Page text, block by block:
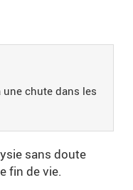
une chute dans les
sans doute
fin de vie.